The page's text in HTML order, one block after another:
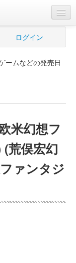
ログイン
ームなどの発売日
米幻想フ
荒俣宏幻
ァンタジ